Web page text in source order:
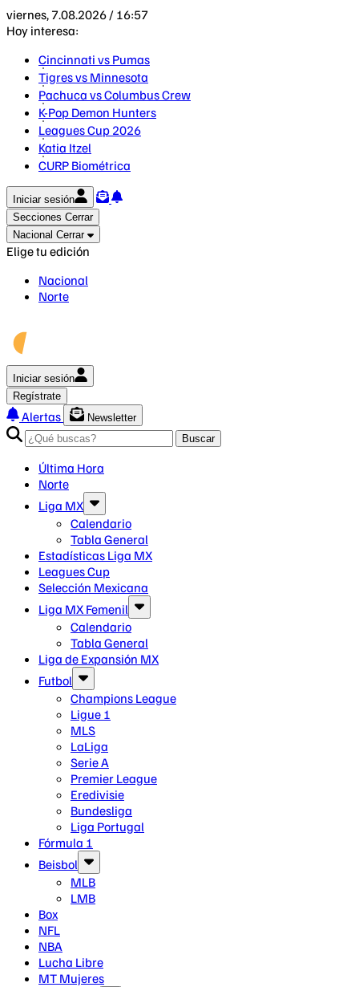
viernes, 7.08.2026 / 16:57
Hoy interesa:
Cincinnati vs Pumas
Tigres vs Minnesota
Pachuca vs Columbus Crew
K-Pop Demon Hunters
Leagues Cup 2026
Katia Itzel
CURP Biométrica
Iniciar sesión
Secciones Cerrar
Nacional Cerrar
Elige tu edición
Nacional
Norte
Iniciar sesión
Regístrate
Alertas
Newsletter
Buscar
Última Hora
Norte
Liga MX
Calendario
Tabla General
Estadísticas Liga MX
Leagues Cup
Selección Mexicana
Liga MX Femenil
Calendario
Tabla General
Liga de Expansión MX
Futbol
Champions League
Ligue 1
MLS
LaLiga
Serie A
Premier League
Eredivisie
Bundesliga
Liga Portugal
Fórmula 1
Beisbol
MLB
LMB
Box
NFL
NBA
Lucha Libre
MT Mujeres